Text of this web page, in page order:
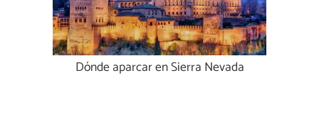
Dónde aparcar en Sierra Nevada